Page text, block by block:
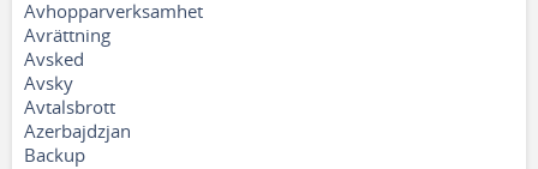
Avhopparverksamhet
Avrättning
Avsked
Avsky
Avtalsbrott
Azerbajdzjan
Backup